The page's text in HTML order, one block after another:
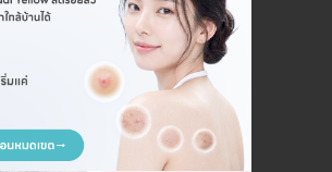
มนต์รักษาสิวนี้ได้ทุกกลุ่มอายุหรือไม่?